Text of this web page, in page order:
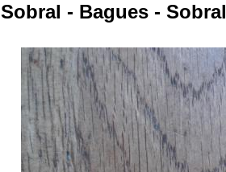
Sobral - Bagues - Sobral